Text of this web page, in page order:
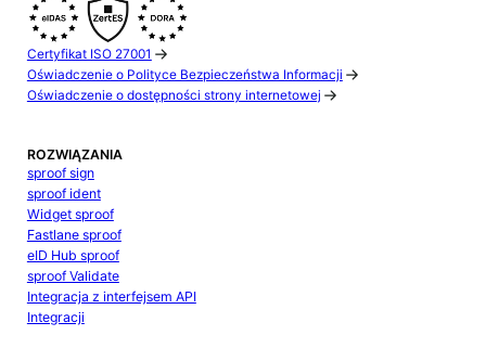
Certyfikat ISO 27001
Oświadczenie o Polityce Bezpieczeństwa Informacji
Oświadczenie o dostępności strony internetowej
ROZWIĄZANIA
sproof sign
sproof ident
Widget sproof
Fastlane sproof
eID Hub sproof
sproof Validate
Integracja z interfejsem API
Integracji